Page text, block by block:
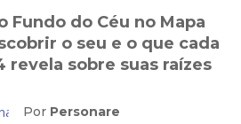
Fundo do Céu no Mapa
o seu e o que cada
revela sobre suas raízes
Por Personare